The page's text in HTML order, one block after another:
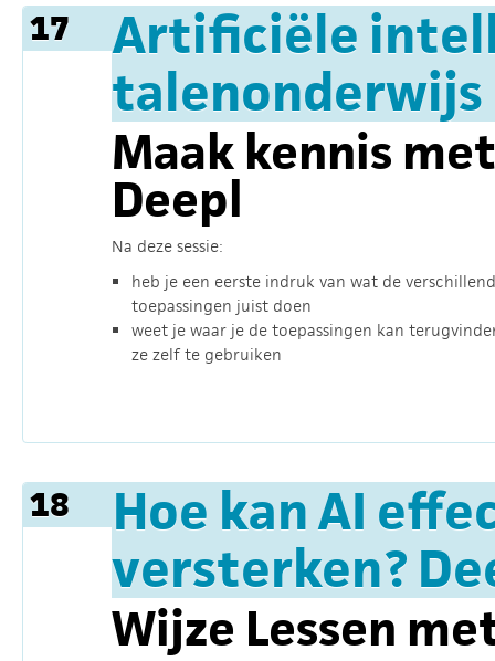
17
Artificiële
talenonderwijs
Maak kennis
Deepl
Na deze sessie:
heb je een eerste indruk van wat de
toepassingen juist doen
weet je waar je de toepassingen kan
ze zelf te gebruiken
18
Hoe kan AI
versterken?
Wijze Lessen